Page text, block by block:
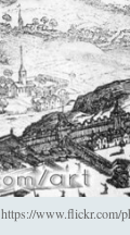
https://www.flickr.com/